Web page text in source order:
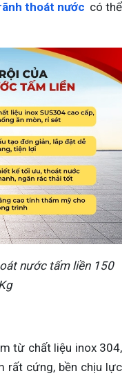
thoát nước có thể
nước tấm liền 150
từ chất liệu inox 304,
rất cứng, bền chịu lực